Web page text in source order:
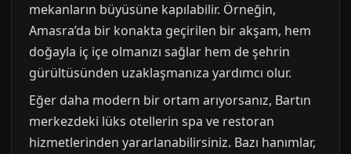
mekanların büyüsüne kapılabilir. Örneğin,
Amasra’da bir konakta geçirilen bir akşam, hem
doğayla iç içe olmanızı sağlar hem de şehrin
gürültüsünden uzaklaşmanıza yardımcı olur.
Eğer daha modern bir ortam arıyorsanız, Bartın
merkezdeki lüks otellerin spa ve restoran
hizmetlerinden yararlanabilirsiniz. Bazı hanımlar,